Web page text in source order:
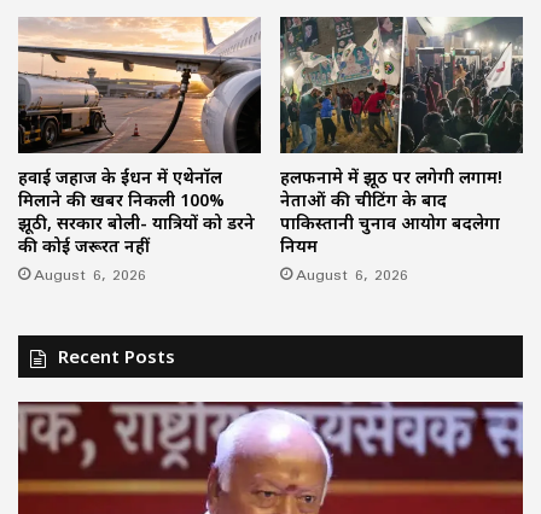
हवाई जहाज के ईंधन में एथेनॉल
मिलाने की खबर निकली 100%
झूठी, सरकार बोली- यात्रियों को डरने
की कोई जरूरत नहीं
August 6, 2026
हलफनामे में झूठ पर लगेगी लगाम!
नेताओं की चीटिंग के बाद
पाकिस्तानी चुनाव आयोग बदलेगा
नियम
August 6, 2026
Recent Posts